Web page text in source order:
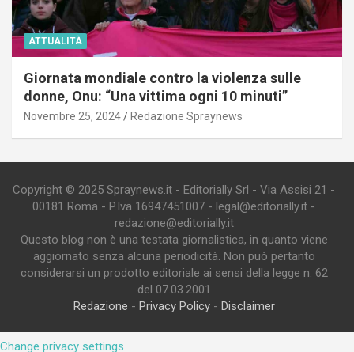
ATTUALITÀ
Giornata mondiale contro la violenza sulle
donne, Onu: “Una vittima ogni 10 minuti”
Novembre 25, 2024 Redazione Spraynews
Copyright © 2025 Spraynews.it - Editorially Srl - Via Assisi 21 -
00181 Roma - P.Iva 16947451007 - legal@editorially.it -
redazione@editorially.it
Questo blog non è una testata giornalistica, in quanto viene
aggiornato senza alcuna periodicità. Non può pertanto
considerarsi un prodotto editoriale ai sensi della legge n. 62
del 07.03.2001
Redazione - Privacy Policy- Disclaimer
Change privacy settings